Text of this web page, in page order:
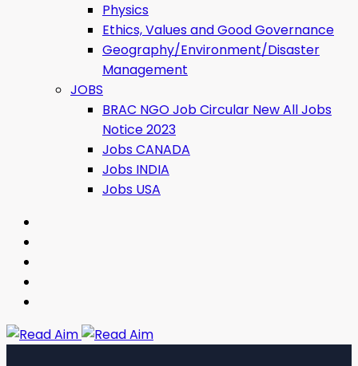
Physics
Ethics, Values ​​and Good Governance
Geography/Environment/Disaster
Management
JOBS
BRAC NGO Job Circular New All Jobs
Notice 2023
Jobs CANADA
Jobs INDIA
Jobs USA
Read Aim